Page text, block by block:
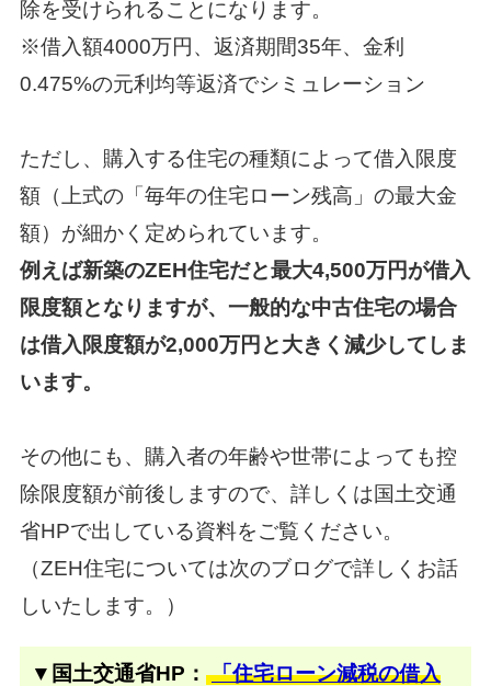
除を受けられることになります。
※借入額4000万円、返済期間35年、金利
0.475%の元利均等返済でシミュレーション
ただし、購入する住宅の種類によって借入限度
額（上式の「毎年の住宅ローン残高」の最大金
額）が細かく定められています。
例えば新築のZEH住宅だと最大4,500万円が借入
限度額となりますが、 一般的な中古住宅の場合
は借入限度額が2,000万円と大きく減少してしま
います。
その他にも、購入者の年齢や世帯によっても控
除限度額が前後しますので、 詳しくは国土交通
省HPで出している資料をご覧ください。
（ZEH住宅については次のブログで詳しくお話
しいたします。）
▼国土交通省HP： 「住宅ローン減税の借入